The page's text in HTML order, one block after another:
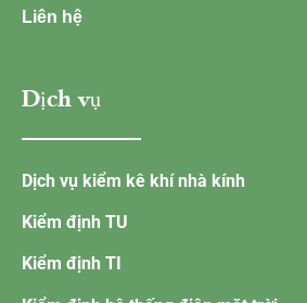
Liên hệ
Dịch vụ
Dịch vụ kiểm kê khí nhà kính
Kiểm định TU
Kiểm định TI